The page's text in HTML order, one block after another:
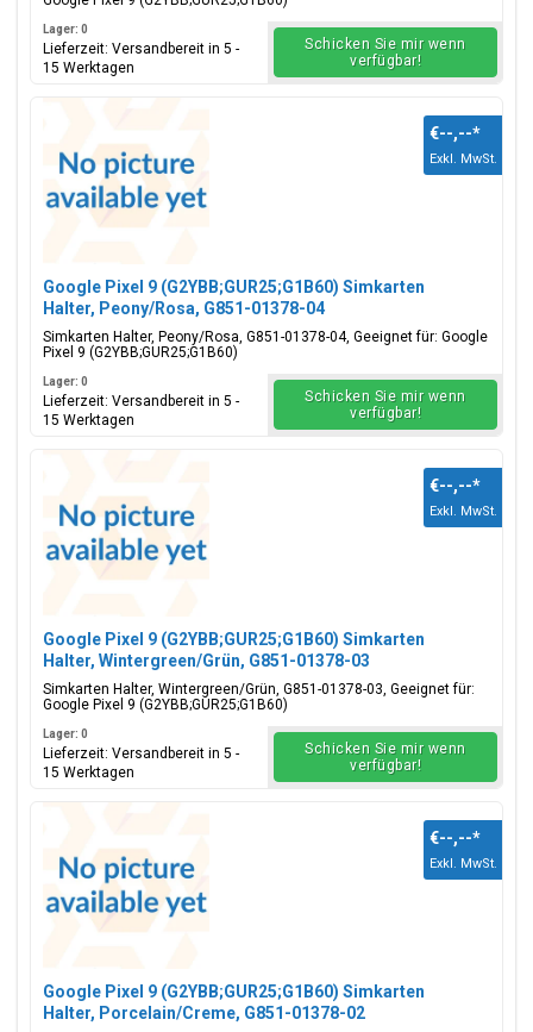
Lager: 0
Lieferzeit: Versandbereit in 5 -
15 Werktagen
Schicken Sie mir wenn
verfügbar!
Google Pixel 9 (G2YBB;GUR25;G1B60) Simkarten
Halter, Peony/Rosa, G851-01378-04
Simkarten Halter, Peony/Rosa, G851-01378-04, Geeignet für: Google
Pixel 9 (G2YBB;GUR25;G1B60)
€--,--*
Exkl. MwSt.
Lager: 0
Lieferzeit: Versandbereit in 5 -
15 Werktagen
Schicken Sie mir wenn
verfügbar!
Google Pixel 9 (G2YBB;GUR25;G1B60) Simkarten
Halter, Wintergreen/Grün, G851-01378-03
Simkarten Halter, Wintergreen/Grün, G851-01378-03, Geeignet für:
Google Pixel 9 (G2YBB;GUR25;G1B60)
€--,--*
Exkl. MwSt.
Lager: 0
Lieferzeit: Versandbereit in 5 -
15 Werktagen
Schicken Sie mir wenn
verfügbar!
Google Pixel 9 (G2YBB;GUR25;G1B60) Simkarten
Halter, Porcelain/Creme, G851-01378-02
€--,--*
Exkl. MwSt.